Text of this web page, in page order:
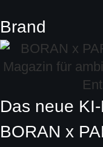
Brand
Das neue
BORAN x